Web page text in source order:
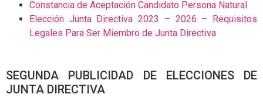
Constancia de Aceptación Candidato Persona Natural
Elección Junta Directiva 2023 – 2026 – Requisitos
Legales Para Ser Miembro de Junta Directiva
SEGUNDA PUBLICIDAD DE ELECCIONES DE
JUNTA DIRECTIVA